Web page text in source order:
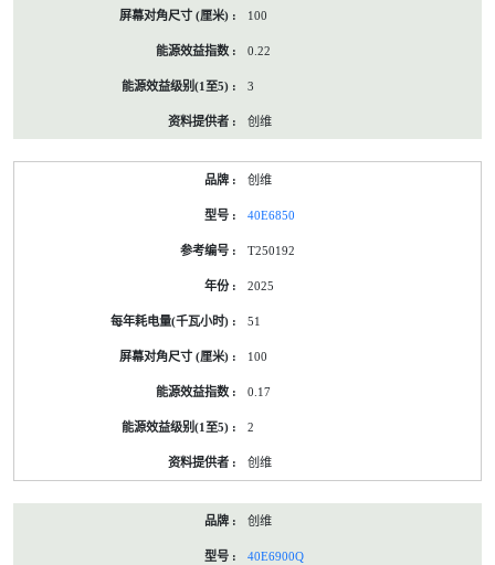
100
0.22
3
创维
创维
40E6850
T250192
2025
51
100
0.17
2
创维
创维
40E6900Q